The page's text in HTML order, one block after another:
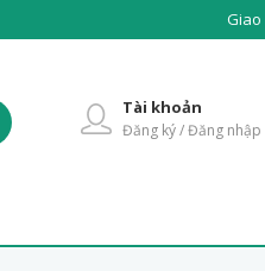
Tài khoản
Đăng ký / Đăng nhập